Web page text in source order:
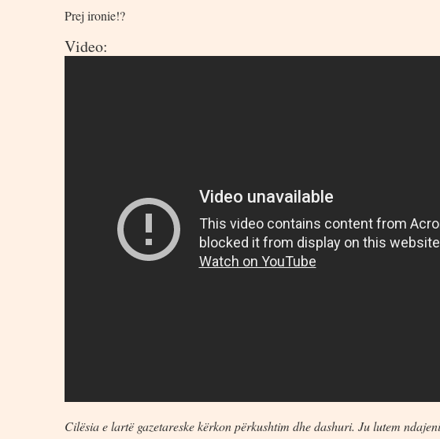
Prej ironie!?
Video:
Cilësia e lartë gazetareske kërkon përkushtim dhe dashuri. Ju lutem